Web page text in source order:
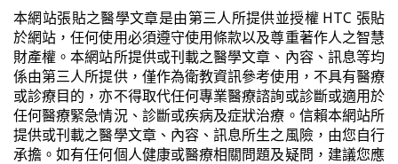
本網站張貼之醫學文章是由第三人所提供並授權 HTC 張貼
於網站，任何使用必須遵守使用條款以及尊重著作人之智慧
財產權。本網站所提供或刊載之醫學文章、內容、訊息等均
係由第三人所提供，僅作為衛教資訊參考使用，不具有醫療
或診療目的，亦不得取代任何專業醫療諮詢或診斷或適用於
任何醫療緊急情況、診斷或疾病及症狀治療。信賴本網站所
提供或刊載之醫學文章、內容、訊息所生之風險，由您自行
承擔。如有任何個人健康或醫療相關問題及疑問，建議您應